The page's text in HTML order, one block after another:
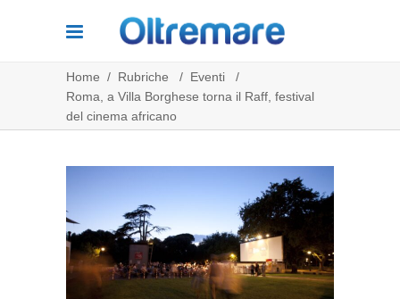
Home / Rubriche / Eventi
/
Roma, a Villa Borghese torna il Raff, festival
del cinema africano